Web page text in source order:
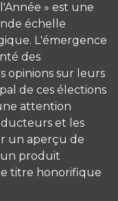
» est une
échelle
L'émergence
des
opinions sur leurs
de ces élections
attention
et les
un aperçu de
un produit
titre honorifique